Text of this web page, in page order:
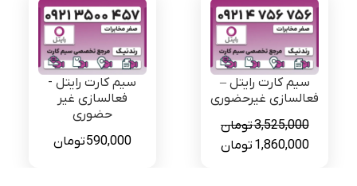
بود.
است.
سیم کارت رایتل –
فعالسازی غیرحضوری
3,525,000تومان
قیمت
1,860,000 تومانقیمت
سیم کارت رایتل -
فعالسازی غیر
حضوری
590,000تومان